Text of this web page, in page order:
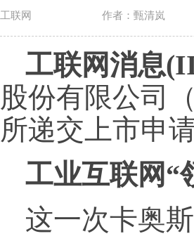
工联网 作者：甄清岚
工联网消息
股份有限公司
所递交上市申
工业互联网“
这一次卡奥